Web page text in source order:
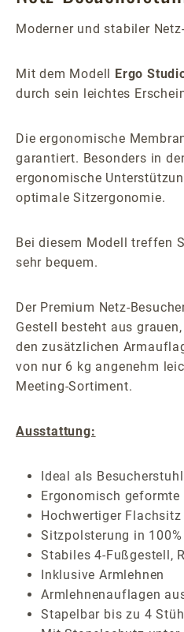
Moderner und stabiler
Mit dem Modell Ergo
durch sein leichtes
Die ergonomische
garantiert. Besonders in
ergonomische
optimale Sitzergonomie.
Bei diesem Modell treffen
sehr bequem.
Der Premium Netz-
Gestell besteht aus
den zusätzlichen
von nur 6 kg angenehm
Meeting-Sortiment.
Ausstattung:
Ideal als
Ergonomisch
Hochwertiger
Sitzpolsterung in
Stabiles 4-Fußgestell,
Inklusive Armlehnen
Armlehnenauflagen
Stapelbar bis zu 4